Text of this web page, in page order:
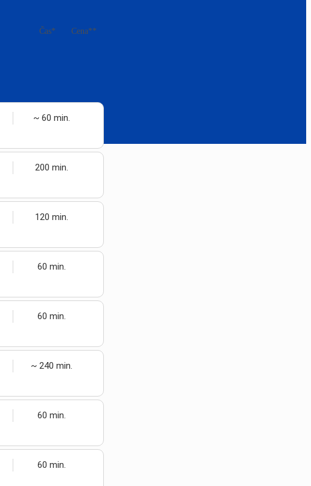
Čas* Cena**
~ 60 min.
200 min.
120 min.
60 min.
60 min.
~ 240 min.
60 min.
60 min.